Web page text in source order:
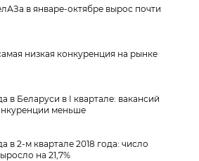
в январе-октябре вырос почти
низкая конкуренция на рынке
в Беларуси в I квартале: вакансий
меньше
в 2-м квартале 2018 года: число
на 21,7%